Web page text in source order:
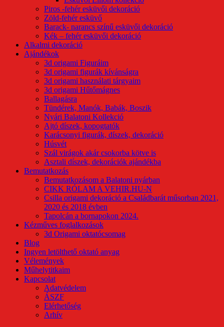
Piros -fehér esküvői dekoráció
Zöld-fehér esküvő
Barack- narancs színű esküvői dekoráció
Kék – fehér esküvői dekoráció
Alkalmi dekoráció
Ajándékok
3d origami Figuráim
3d origami figurák kívánságra
3d origami használati tárgyaim
3d origami Hűtőmágnes
Ballagásra
Tündérek, Manók, Babák, Boszik
Nyári Balatoni Kollekció
Ajtó díszek, kopogtatók
Karácsonyi figurák, díszek, dekoráció
Húsvét
Szál virágok akár csokorba kötve is
Asztali díszek, dekorációk ajándékba
Bemutatkozás
Bemutatkozásom a Balatoni nyárban
CIKK RÓLAM A VEHIR.HU-N
Csilla origami dekoráció a Családbarát műsorban 2021,
2020 és 2018 évben
Tapolcán a bornapokon 2024.
Kézműves foglalkozások
3d Origami oktatócsomag
Blog
Ingyen letölthető oktató anyag
Vélemények
Műhelytitkaim
Kapcsolat
Adatvédelem
ÁSZF
Elérhetőség
Arhív